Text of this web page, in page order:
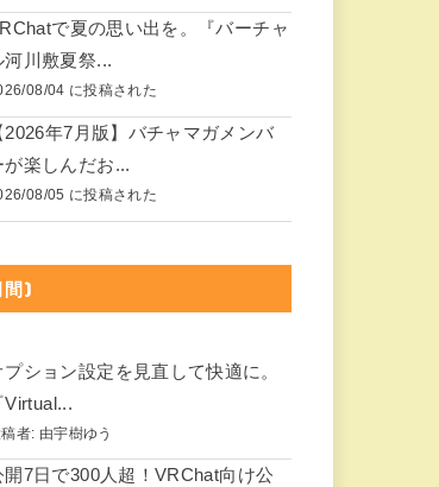
で夏の思い出を。『バーチャ
河川敷夏祭...
08/04 に投稿された
2026年7月版】バチャマガメンバ
が楽しんだお...
08/05 に投稿された
間)
プション設定を見直して快適に。
Virtual...
者: 由宇樹ゆう
開7日で300人超！VRChat向け公